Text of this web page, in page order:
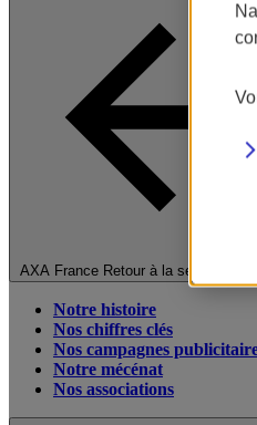
AXA France Retour à la section
Notre histoire
Nos chiffres clés
Nos campagnes
Notre mécénat
Nos associations